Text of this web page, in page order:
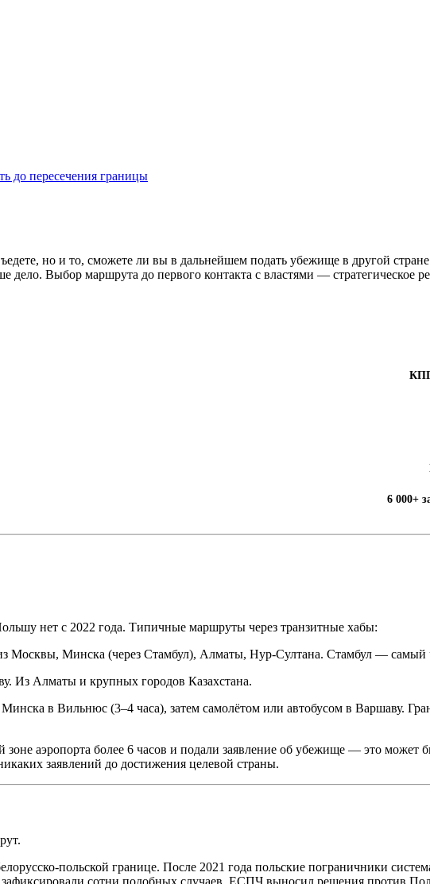
до пересечения границы
но и то, сможете ли вы в дальнейшем подать убежище в другой
дело. Выбор маршрута до первого контакта с властями — стратегическое
6 000+
нет с 2022 года. Типичные маршруты через транзитные хабы:
Москвы, Минска (через Стамбул), Алматы, Нур-Султана. Стамбул — самый
Из Алматы и крупных городов Казахстана.
в Вильнюс (3–4 часа), затем самолётом или автобусом в Варшаву.
зоне аэропорта более 6 часов и подали заявление об убежище — это может
заявлений до достижения целевой страны.
польской границе. После 2021 года польские пограничники
сотни подобных случаев. ЕСПЧ выносил решения против